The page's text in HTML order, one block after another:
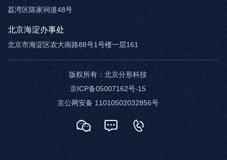
荔湾区陈家祠道48号
北京海淀办事处
北京市海淀区农大南路88号1号楼一层161
版权所有： 北京分形科技
京ICP备05007162号-15
京公网安备 11010502032856号